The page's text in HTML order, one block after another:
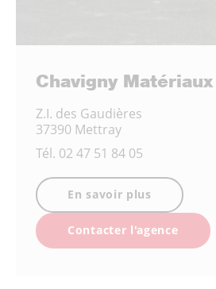
Chavigny
Z.I. des Gaudières
37390 Mettray
Tél. 02 47 51 84 05
En savoir plus
Contacter l'agence